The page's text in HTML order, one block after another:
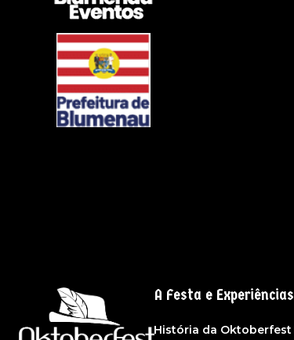
A Festa e Experiências
História da Oktoberfest